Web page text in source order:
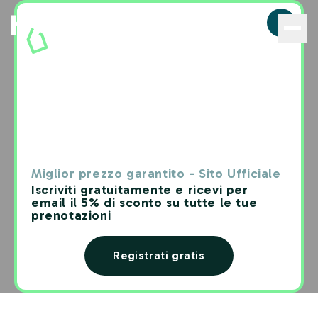
Miglior prezzo garantito - Sito Ufficiale
Iscriviti gratuitamente e ricevi per
email il 5% di sconto su tutte le tue
prenotazioni
Registrati gratis
uniche,
ovunque